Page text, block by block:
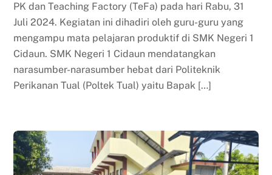
PK dan Teaching Factory (TeFa) pada hari Rabu, 31
Juli 2024. Kegiatan ini dihadiri oleh guru-guru yang
mengampu mata pelajaran produktif di SMK Negeri 1
Cidaun. SMK Negeri 1 Cidaun mendatangkan
narasumber-narasumber hebat dari Politeknik
Perikanan Tual (Poltek Tual) yaitu Bapak […]